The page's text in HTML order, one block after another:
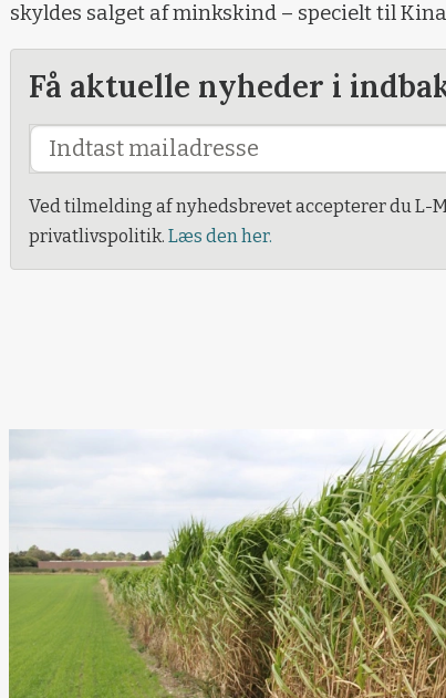
skyldes salget af minkskind – specielt til
Få aktuelle nyheder i
Ved tilmelding af nyhedsbrevet accepterer du L-
privatlivspolitik. Læs den her.